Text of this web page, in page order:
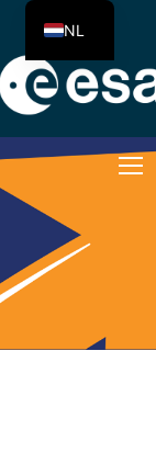
NL